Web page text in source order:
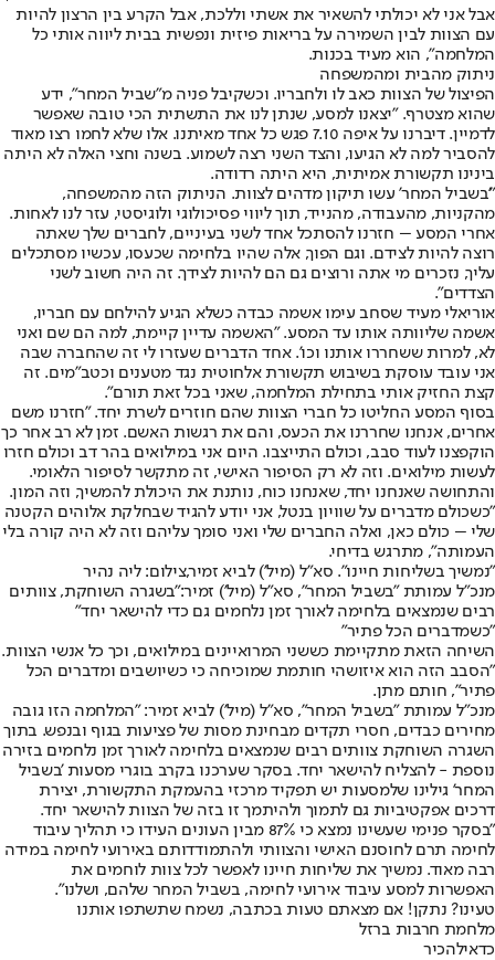
אבל אני לא יכולתי להשאיר את אשתי וללכת, אבל הקרע בין הרצון להיות
עם הצוות לבין השמירה על בריאות פיזית ונפשית בבית ליווה אותי כל
המלחמה", הוא מעיד בכנות.
ניתוק מהבית ומהמשפחה
הפיצול של הצוות כאב לו ולחבריו. וכשקיבל פניה מ"שביל המחר", ידע
שהוא מצטרף. "יצאנו למסע, שנתן לנו את התשתית הכי טובה שאפשר
לדמיין. דיברנו על איפה 7.10 פגש כל אחד מאיתנו. אלו שלא לחמו רצו מאוד
להסביר למה לא הגיעו, והצד השני רצה לשמוע. בשנה וחצי האלה לא היתה
בינינו תקשורת אמיתית, היא היתה רדודה.
"'בשביל המחר' עשו תיקון מדהים לצוות. הניתוק הזה מהמשפחה,
מהקניות, מהעבודה, מהנייד, תוך ליווי פסיכולוגי ולוגיסטי, עזר לנו לאחות.
אחרי המסע – חזרנו להסתכל אחד לשני בעיניים, לחברים שלך שאתה
רוצה להיות לצידם. וגם הפוך, אלה שהיו בלחימה שכעסו, עכשיו מסתכלים
עליך, נזכרים מי אתה ורוצים גם הם להיות לצידך. זה היה חשוב לשני
הצדדים".
אוריאלי מעיד שסחב עימו אשמה כבדה כשלא הגיע להילחם עם חבריו,
אשמה שליוותה אותו עד המסע. "האשמה עדיין קיימת, למה הם שם ואני
לא, למרות ששחררו אותנו וכו'. אחד הדברים שעזרו לי זה שהחברה שבה
אני עובד עוסקת בשיבוש תקשורת אלחוטית נגד מטענים וכטב"מים. זה
קצת החזיק אותי בתחילת המלחמה, שאני בכל זאת תורם".
בסוף המסע החליטו כל חברי הצוות שהם חוזרים לשרת יחד. "חזרנו משם
אחרים, אנחנו שחררנו את הכעס, והם את רגשות האשם. זמן לא רב אחר כך
הוקפצנו לעוד סבב, וכולם התייצבו. היום אני במילואים בהר דב וכולם חזרו
לעשות מילואים. וזה לא רק הסיפור האישי, זה מתקשר לסיפור הלאומי.
והתחושה שאנחנו יחד, שאנחנו כוח, נותנת את היכולת להמשיך, וזה המון.
"כשכולם מדברים על שוויון בנטל, אני יודע להגיד שבחלקת אלוהים הקטנה
שלי – כולם כאן, ואלה החברים שלי ואני סומך עליהם וזה לא היה קורה בלי
העמותה", מתרגש בדיחי.
"נמשיך בשליחות חיינו". סא"ל (מיל') לביא זמיר,צילום: ליה נהיר
מנכ"ל עמותת "בשביל המחר", סא"ל (מיל') זמיר:"בשגרה השוחקת, צוותים
רבים שנמצאים בלחימה לאורך זמן נלחמים גם כדי להישאר יחד"
"כשמדברים הכל פתיר"
השיחה הזאת מתקיימת כששני המרואיינים במילואים, וכך כל אנשי הצוות.
"הסבב הזה הוא איזושהי חותמת שמוכיחה כי כשיושבים ומדברים הכל
פתיר", חותם מתן.
מנכ"ל עמותת "בשביל המחר", סא"ל (מיל') לביא זמיר: "המלחמה הזו גובה
מחירים כבדים, חסרי תקדים מבחינת מסות של פציעות בגוף ובנפש. בתוך
השגרה השוחקת צוותים רבים שנמצאים בלחימה לאורך זמן נלחמים בזירה
נוספת - להצליח להישאר יחד. בסקר שערכנו בקרב בוגרי מסעות 'בשביל
המחר' גילינו שלמסעות יש תפקיד מרכזי בהעמקת התקשורת, יצירת
דרכים אפקטיביות גם לתמוך ולהיתמך זו בזה של הצוות להישאר יחד.
"בסקר פנימי שעשינו נמצא כי 87% מבין העונים העידו כי תהליך עיבוד
לחימה תרם לחוסנם האישי והצוותי ולהתמודדותם באירועי לחימה במידה
רבה מאוד. נמשיך את שליחות חיינו לאפשר לכל צוות לוחמים את
האפשרות למסע עיבוד אירועי לחימה, בשביל המחר שלהם, ושלנו".
טעינו? נתקן! אם מצאתם טעות בכתבה, נשמח שתשתפו אותנו
מלחמת חרבות ברזל
כדאילהכיר